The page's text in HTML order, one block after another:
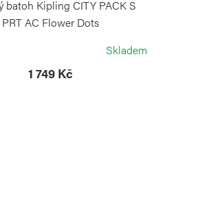
batoh Kipling CITY PACK S
PRT AC Flower Dots
Skladem
1 749 Kč